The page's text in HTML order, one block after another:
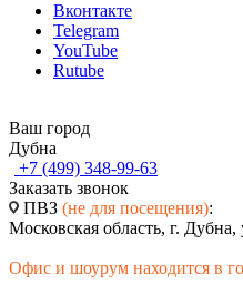
Вконтакте
Telegram
YouTube
Rutube
Ваш город
Дубна
+7 (499) 348-99-63
Заказать звонок
ПВЗ (не для посещения):
Московская область, г. Дубна,
Офис и шоурум находится в